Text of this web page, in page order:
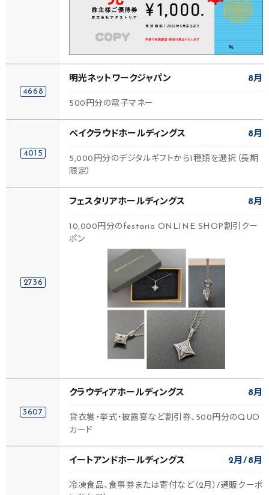
4668
明光ネットワークジャパン 8月
500円分の電子マネー
4015
ペイクラウドホールディングス 8月
5,000円分のデジタルギフトから1種類を選択（長期
限定）
2736
フェスタリアホールディングス 8月
10,000円分のfestaria ONLINE SHOP割引クー
ポン
3607
クラウディアホールディングス 8月
貸衣裳・挙式・披露宴など割引券、500円分のQUO
カード
イートアンドホールディングス 2月 8月
冷凍食品、食事券または寄付など（2月）/通販クーポ